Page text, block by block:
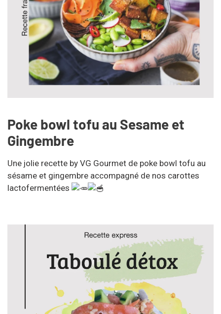
Poke bowl tofu au Sesame et
Gingembre
Une jolie recette by VG Gourmet de poke bowl tofu au
sésame et gingembre accompagné de nos carottes
lactofermentées